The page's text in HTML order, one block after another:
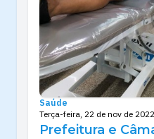
Saúde
Terça-feira, 22 de nov de
Prefeitura e